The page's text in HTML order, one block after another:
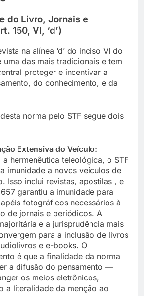
do Livro, Jornais e
150, VI, ‘d’)
na alínea ‘d’ do inciso VI do
uma das mais tradicionais e tem
proteger e incentivar a
do conhecimento, e da
norma pelo STF segue dois
Extensiva do Veículo:
a hermenêutica teleológica, o STF
imunidade a novos veículos de
Isso inclui revistas, apostilas , e
garantiu a imunidade para
fotográficos necessários à
de jornais e periódicos. A
e a jurisprudência mais
para a inclusão de livros
e e-books. O
é que a finalidade da norma
a difusão do pensamento —
os meios eletrônicos,
a literalidade da menção ao